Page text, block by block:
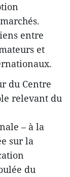
entre
et
du Centre
relevant du
– à la
sur la
du